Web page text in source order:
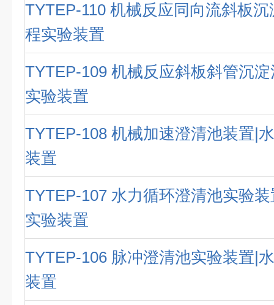
TYTEP-110 机械反应同向流斜板
程实验装置
TYTEP-109 机械反应斜板斜管沉
实验装置
TYTEP-108 机械加速澄清池装置|
装置
TYTEP-107 水力循环澄清池实验
实验装置
TYTEP-106 脉冲澄清池实验装置|
装置